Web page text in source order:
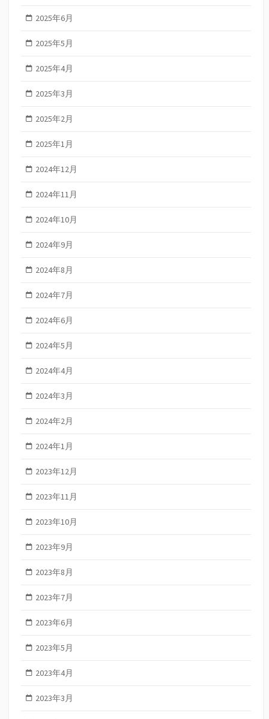
2025年6月
2025年5月
2025年4月
2025年3月
2025年2月
2025年1月
2024年12月
2024年11月
2024年10月
2024年9月
2024年8月
2024年7月
2024年6月
2024年5月
2024年4月
2024年3月
2024年2月
2024年1月
2023年12月
2023年11月
2023年10月
2023年9月
2023年8月
2023年7月
2023年6月
2023年5月
2023年4月
2023年3月